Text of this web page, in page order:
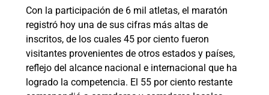
Con la participación de 6 mil atletas, el maratón
registró hoy una de sus cifras más altas de
inscritos, de los cuales 45 por ciento fueron
visitantes provenientes de otros estados y países,
reflejo del alcance nacional e internacional que ha
logrado la competencia. El 55 por ciento restante